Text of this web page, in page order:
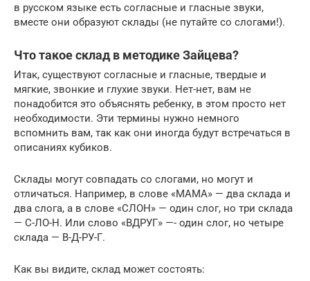
в русском языке есть согласные и гласные звуки,
вместе они образуют склады (не путайте со слогами!).
Что такое склад в методике Зайцева?
Итак, существуют согласные и гласные, твердые и
мягкие, звонкие и глухие звуки. Нет-нет, вам не
понадобится это объяснять ребенку, в этом просто нет
необходимости. Эти термины нужно немного
вспомнить вам, так как они иногда будут встречаться в
описаниях кубиков.
Склады могут совпадать со слогами, но могут и
отличаться. Например, в слове «МАМА» — два склада и
два слога, а в слове «СЛОН» — один слог, но три склада
— С-ЛО-Н. Или слово «ВДРУГ» —- один слог, но четыре
склада — В-Д-РУ-Г.
Как вы видите, склад может состоять: